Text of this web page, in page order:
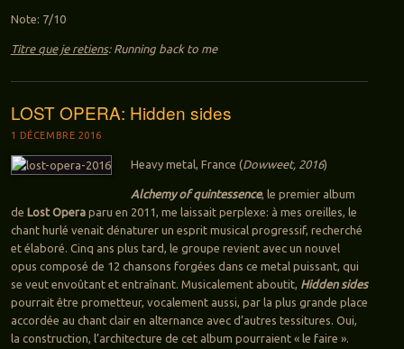
Note: 7/10
Titre que je retiens: Running back to me
LOST OPERA: Hidden sides
1 DÉCEMBRE 2016
Heavy metal, France (Dowweet, 2016)
Alchemy of quintessence, le premier album
de Lost Operaparu en 2011, me laissait perplexe: à mes oreilles, le
chant hurlé venait dénaturer un esprit musical progressif, recherché
et élaboré. Cinq ans plus tard, le groupe revient avec un nouvel
opus composé de 12 chansons forgées dans ce metal puissant, qui
se veut envoûtant et entraînant. Musicalement aboutit, Hidden sides
pourrait être prometteur, vocalement aussi, par la plus grande place
accordée au chant clair en alternance avec d’autres tessitures. Oui,
la construction, l’architecture de cet album pourraient « le faire ».